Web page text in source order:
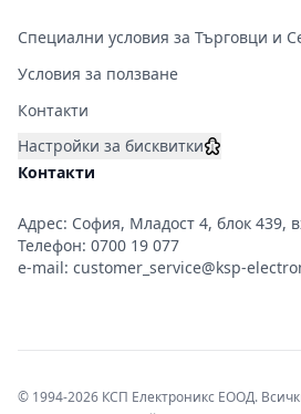
Специални условия за Търговци и
Условия за ползване
Контакти
Настройки за бисквитки
Контакти
Адрес: София, Младост 4, блок 439,
Телефон: 0700 19 077
e-mail: customer_service@ksp-
© 1994-2026 КСП Електроникс ЕООД.